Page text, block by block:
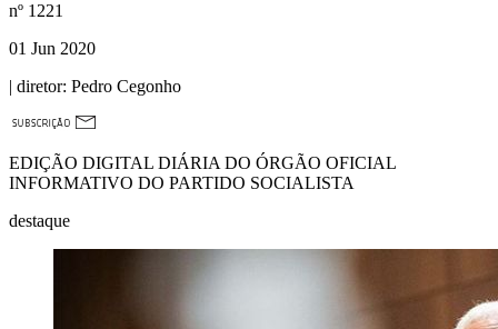
nº 1221
01 Jun 2020
| diretor: Pedro Cegonho
EDIÇÃO DIGITAL DIÁRIA DO ÓRGÃO OFICIAL
INFORMATIVO DO PARTIDO SOCIALISTA
destaque